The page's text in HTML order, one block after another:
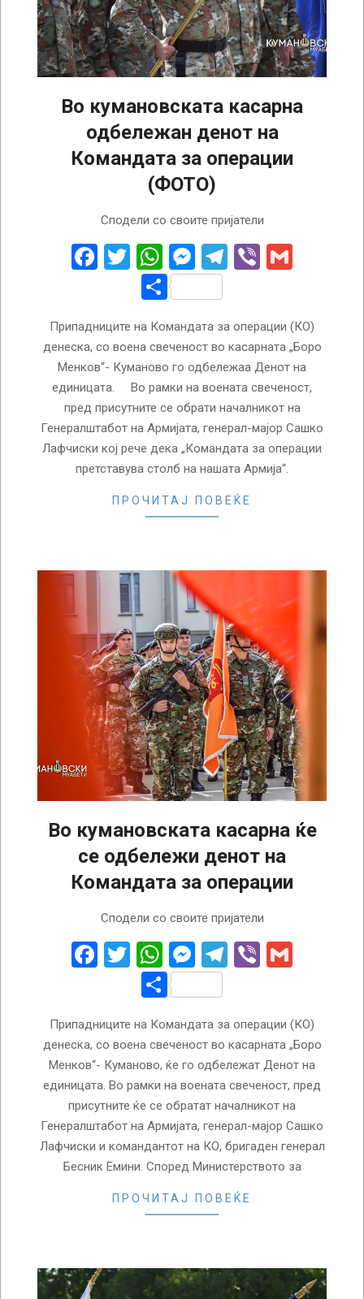
Во кумановската касарна
одбележан денот на
Командата за операции
(ФОТО)
Сподели со своите пријатели
Facebook
Twitter
WhatsApp
Messenger
Telegram
Viber
Share
Припадниците на Командата за операции (КО)
денеска, со воена свеченост во касарната „Боро
Менков“- Куманово го одбележаа Денот на
единицата. Во рамки на воената свеченост,
пред присутните се обрати началникот на
Генералштабот на Армијата, генерал-мајор Сашко
Лафчиски кој рече дека „Командата за операции
претставува столб на нашата Армија“.
ПРОЧИТАЈ ПОВЕЌЕ
Во кумановската касарна ќе
се одбележи денот на
Командата за операции
Сподели со своите пријатели
Facebook
Twitter
WhatsApp
Messenger
Telegram
Viber
Share
Припадниците на Командата за операции (КО)
денеска, со воена свеченост во касарната „Боро
Менков“- Куманово, ќе го одбележат Денот на
единицата. Во рамки на воената свеченост, пред
присутните ќе се обратат началникот на
Генералштабот на Армијата, генерал-мајор Сашко
Лафчиски и командантот на КО, бригаден генерал
Бесник Емини. Според Министерството за
ПРОЧИТАЈ ПОВЕЌЕ